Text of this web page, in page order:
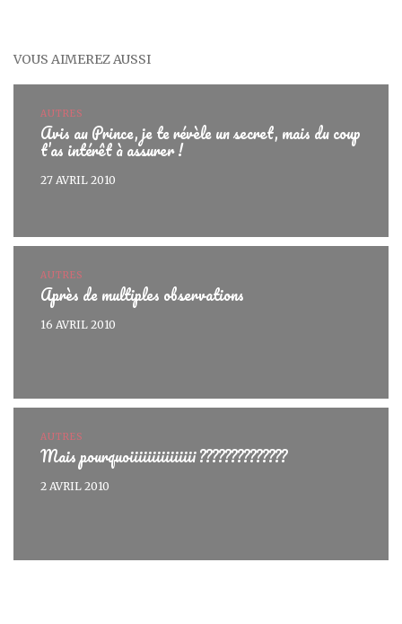
VOUS AIMEREZ AUSSI
AUTRES
Avis au Prince, je te révèle un secret, mais du coup
t’as intérêt à assurer !
27 AVRIL 2010
AUTRES
Après de multiples observations
16 AVRIL 2010
AUTRES
Mais pourquoiiiiiiiiiiiiiii ??????????????
2 AVRIL 2010